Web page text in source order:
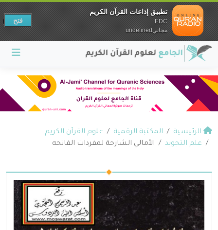
الرئيسية المكتبة الرقمية
علوم القرآن الكريم
علم التجويد
الأمالي الشارحة لمفردات الفاتحه
تطبيق إذاعات القرآن الكريم
EDC
مجانيundefined
فتح